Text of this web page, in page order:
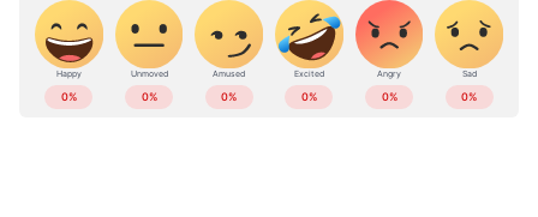
കോളജ് ആശുപത്രിയിൽ പോസ്റ്റ്മോർട്ടത്തിന്
ശേഷം മൃതദേഹം വീട്ടുവളപ്പിൽ സംസ്‌കരിച്ചു.
ABOUT THE AUTHOR